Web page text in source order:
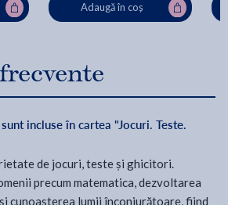
Adaugă în coș
incluse în cartea "Jocuri. Teste.
de jocuri, teste și ghicitori.
precum matematica, dezvoltarea
cunoașterea lumii înconjurătoare, fiind